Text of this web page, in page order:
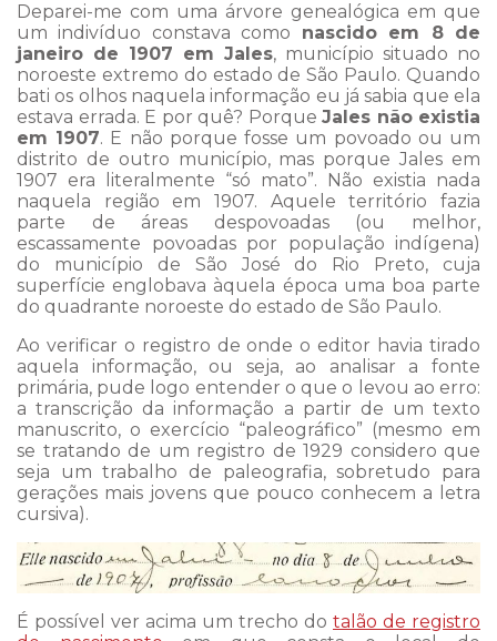
Deparei-me com uma árvore genealógica em que
um indivíduo constava como nascido em 8 de
janeiro de 1907 em Jales, município situado no
noroeste extremo do estado de São Paulo. Quando
bati os olhos naquela informação eu já sabia que ela
estava errada. E por quê? Porque Jales não existia
em 1907. E não porque fosse um povoado ou um
distrito de outro município, mas porque Jales em
1907 era literalmente “só mato”. Não existia nada
naquela região em 1907. Aquele território fazia
parte de áreas despovoadas (ou melhor,
escassamente povoadas por população indígena)
do município de São José do Rio Preto, cuja
superfície englobava àquela época uma boa parte
do quadrante noroeste do estado de São Paulo.
Ao verificar o registro de onde o editor havia tirado
aquela informação, ou seja, ao analisar a fonte
primária, pude logo entender o que o levou ao erro:
a transcrição da informação a partir de um texto
manuscrito, o exercício “paleográfico” (mesmo em
se tratando de um registro de 1929 considero que
seja um trabalho de paleografia, sobretudo para
gerações mais jovens que pouco conhecem a letra
cursiva).
É possível ver acima um trecho do talão de registro